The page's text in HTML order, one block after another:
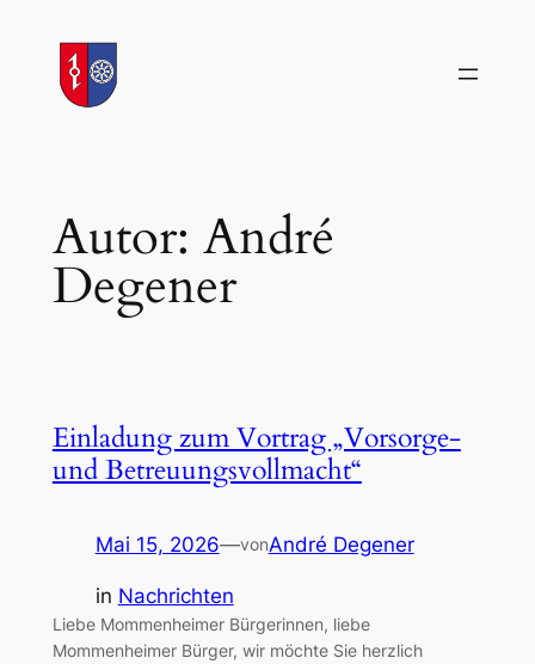
springen
Autor: André
Degener
Einladung zum Vortrag „Vorsorge-
und Betreuungsvollmacht“
Mai 15, 2026—vonAndré Degener
in Nachrichten
Liebe Mommenheimer Bürgerinnen, liebe
Mommenheimer Bürger, wir möchte Sie herzlich